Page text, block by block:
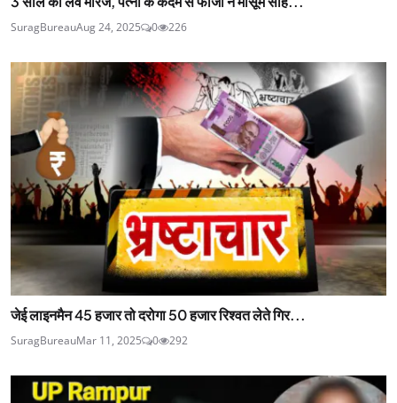
SuragBureauAug 24, 2025 0 226
जेई लाइनमैन 45 हजार तो दरोगा 50 हजार रिश्वत लेते गिर...
SuragBureauMar 11, 2025 0 292